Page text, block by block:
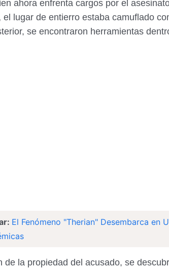
ahora enfrenta cargos por el
el lugar de entierro estaba camuflado
se encontraron herramientas
El Fenómeno "Therian" Desembarca en
de la propiedad del acusado, se